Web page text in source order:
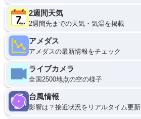
2週間天気
2週間先までの天気・気温を掲載
アメダス
アメダスの最新情報をチェック
ライブカメラ
全国2500地点の空の様子
台風情報
影響は？接近状況をリアルタイム更新